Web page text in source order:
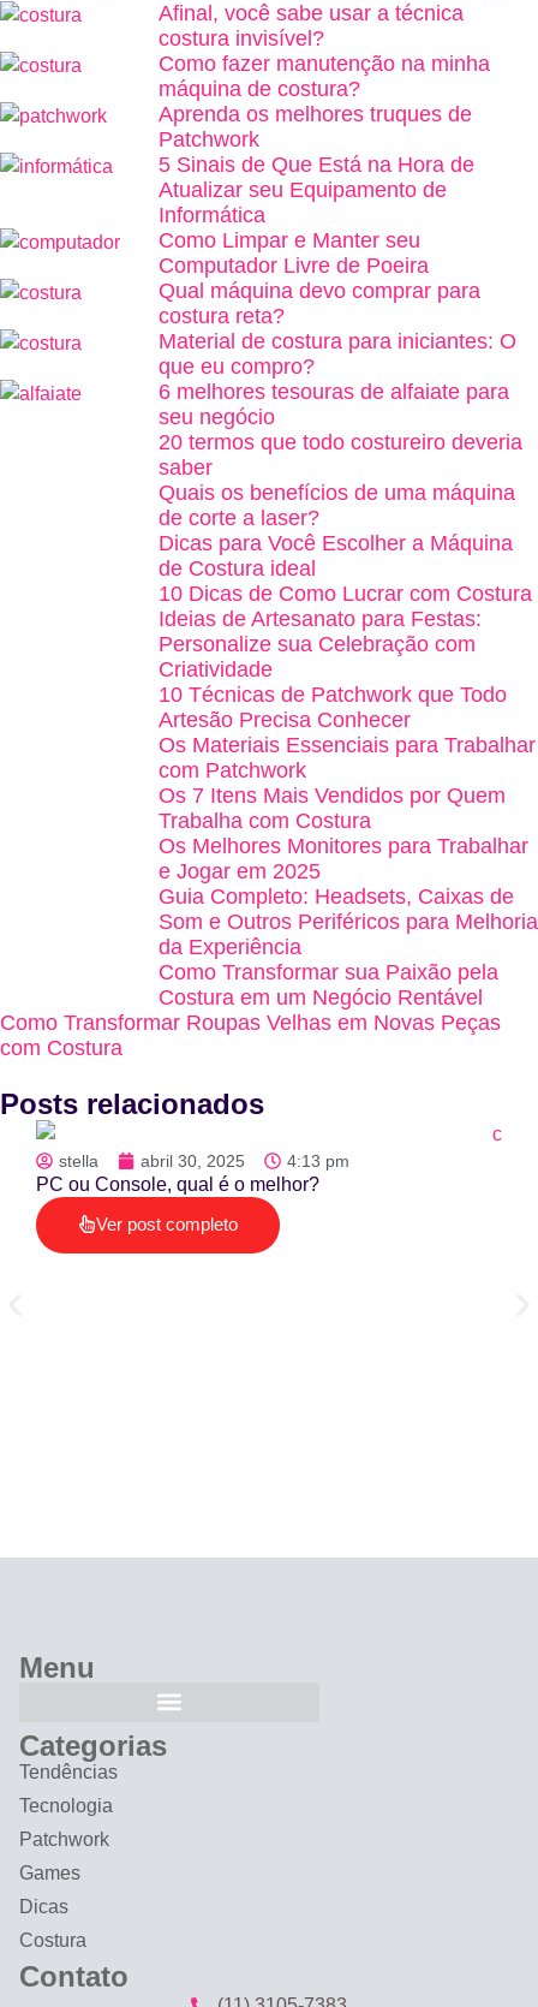
Afinal, você sabe usar a técnica
costura invisível?
Como fazer manutenção na minha
máquina de costura?
Aprenda os melhores truques de
Patchwork
5 Sinais de Que Está na Hora de
Atualizar seu Equipamento de
Informática
Como Limpar e Manter seu
Computador Livre de Poeira
Qual máquina devo comprar para
costura reta?
Material de costura para iniciantes: O
que eu compro?
6 melhores tesouras de alfaiate para
seu negócio
20 termos que todo costureiro deveria
saber
Quais os benefícios de uma máquina
de corte a laser?
Dicas para Você Escolher a Máquina
de Costura ideal
10 Dicas de Como Lucrar com Costura
Ideias de Artesanato para Festas:
Personalize sua Celebração com
Criatividade
10 Técnicas de Patchwork que Todo
Artesão Precisa Conhecer
Os Materiais Essenciais para Trabalhar
com Patchwork
Os 7 Itens Mais Vendidos por Quem
Trabalha com Costura
Os Melhores Monitores para Trabalhar
e Jogar em 2025
Guia Completo: Headsets, Caixas de
Som e Outros Periféricos para Melhoria
da Experiência
Como Transformar sua Paixão pela
Costura em um Negócio Rentável
Como Transformar Roupas Velhas em Novas Peças
com Costura
Posts relacionados
stella abril 30, 2025 4:13 pm
PC ou Console, qual é o melhor?
Ver post completo
Menu
Categorias
Tendências
Tecnologia
Patchwork
Games
Dicas
Costura
Contato